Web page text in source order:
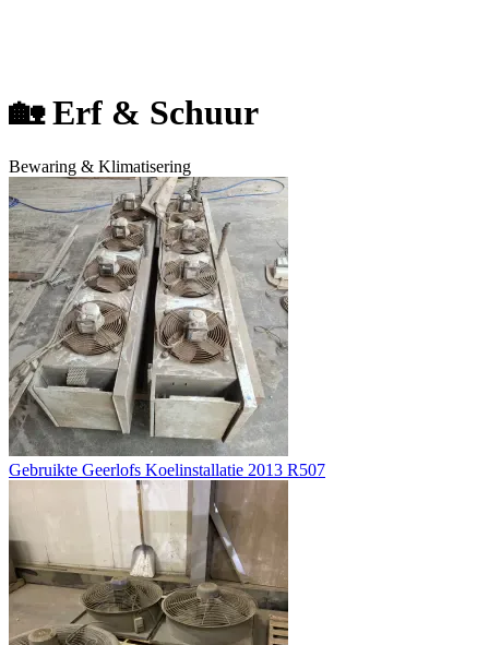
🏡 Erf & Schuur
Bewaring & Klimatisering
Gebruikte Geerlofs Koelinstallatie 2013 R507